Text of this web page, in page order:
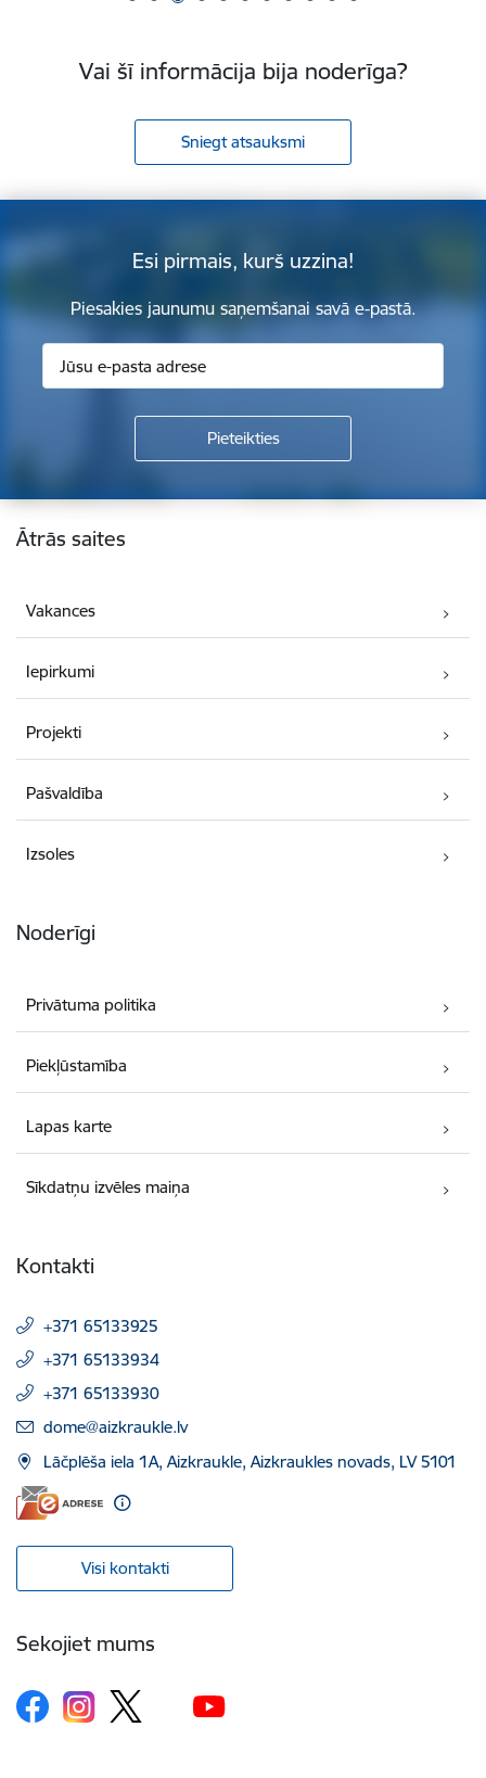
Vai šī informācija bija noderīga?
Sniegt atsauksmi
Esi pirmais, kurš uzzina!
Piesakies jaunumu saņemšanai savā e-pastā.
Kājene
Ātrās saites
Vakances
Iepirkumi
Projekti
Pašvaldība
Izsoles
Noderīgi
Privātuma politika
Piekļūstamība
Lapas karte
Sīkdatņu izvēles maiņa
Kontakti
+371 65133925
+371 65133934
+371 65133930
E-pasts:
dome@aizkraukle.lv
Lāčplēša iela 1A, Aizkraukle, Aizkraukles novads, LV 5101
Visi kontakti
Sekojiet mums